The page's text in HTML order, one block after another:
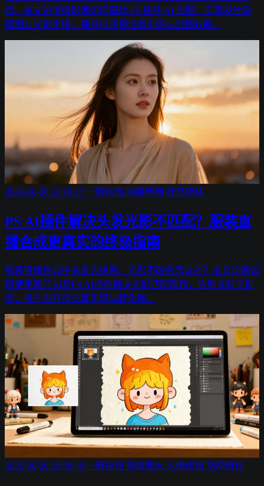
点。本文讲清摄影师如何借助 PS 插件 AI 出图，实现发丝级
抠图与光影衔接，提升电商视觉真实感与出图效率。
2026-06-20 19:18:37 一键抠图 服装电商 社交媒体
PS AI插件解决头发光影不匹配？服装直
播合成更真实的终极指南
服装直播合成中头发边缘假、光影不融合怎么办？本文详解如
何使用图叮AI及PS AI插件解决光影匹配难题，告别非科学推
测，提升电商视觉真实感与转化率。
2026-06-20 19:09:49 一键抠图 高清放大 人像修图 功能教程